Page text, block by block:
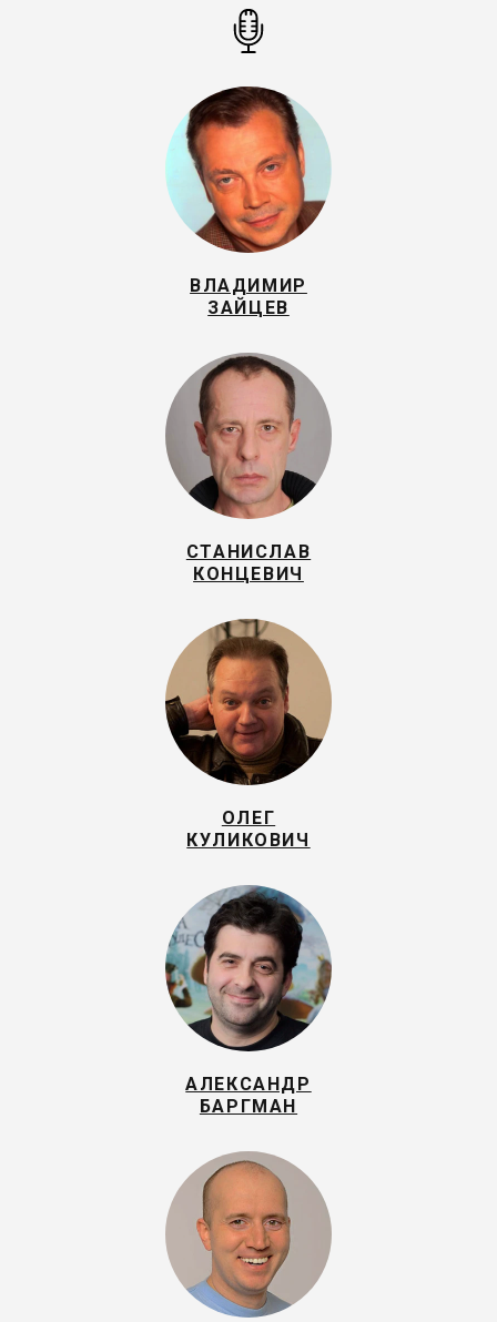
ВЛАДИМИР
ЗАЙЦЕВ
СТАНИСЛАВ
КОНЦЕВИЧ
ОЛЕГ
КУЛИКОВИЧ
АЛЕКСАНДР
БАРГМАН